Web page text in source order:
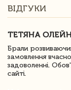
ВІДГУКИ
ТЕТЯНА
Брали
замовлення
задоволенні.
сайті.